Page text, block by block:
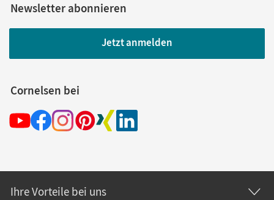
Newsletter abonnieren
Jetzt anmelden
Cornelsen bei
Ihre Vorteile bei uns